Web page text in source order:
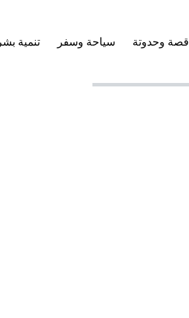
قصة وحدوتة سياحة وسفر تنمية